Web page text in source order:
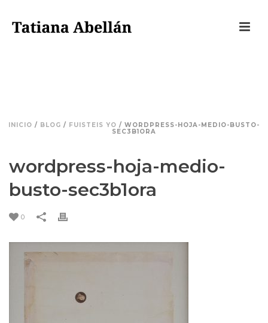
INICIO / BLOG / FUISTEIS YO / WORDPRESS-HOJA-MEDIO-BUSTO-
SEC3B1ORA
wordpress-hoja-medio-
busto-sec3b1ora
0